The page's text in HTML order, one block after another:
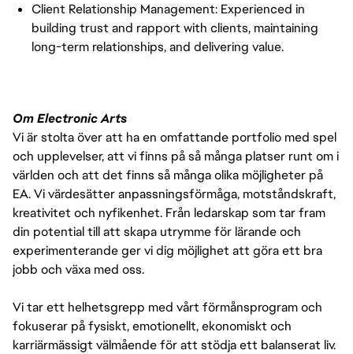
Client Relationship Management: Experienced in
building trust and rapport with clients, maintaining
long-term relationships, and delivering value.
Om Electronic Arts
Vi är stolta över att ha en omfattande portfolio med spel
och upplevelser, att vi finns på så många platser runt om i
världen och att det finns så många olika möjligheter på
EA. Vi värdesätter anpassningsförmåga, motståndskraft,
kreativitet och nyfikenhet. Från ledarskap som tar fram
din potential till att skapa utrymme för lärande och
experimenterande ger vi dig möjlighet att göra ett bra
jobb och växa med oss.
Vi tar ett helhetsgrepp med vårt förmånsprogram och
fokuserar på fysiskt, emotionellt, ekonomiskt och
karriärmässigt välmående för att stödja ett balanserat liv.